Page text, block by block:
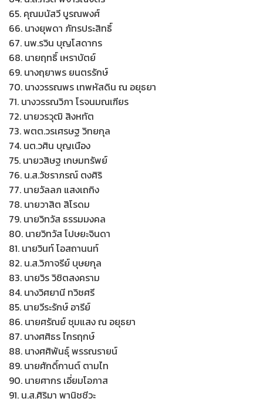
65. คุณมนัสวี บูรณพงศ์
66. นางยุพดา ภัทรประสิทธิ์
67. นพ.รวิน บุญโสดากร
68. นายฤทธิ์ เหราบัตย์
69. นางฤยาพร ยนตรรักษ์
70. นางวรรณพร เทพหัสดิน ณ อยุธยา
71. นางวรรณวิภา โรจนมณเฑียร
72. นายวรวุฒิ สิงหทัต
73. พตต.วรเศรษฐ วิทยกุล
74. นต.วศิน บุญเนือง
75. นายวสิษฐ เกษมทรัพย์
76. น.ส.วัชราภรณ์ ตงศิริ
77. นายวัลลภ แสงเถกิง
78. นายวาสิต สิโรดม
79. นายวิทวัส ธรรมมงคล
80. นายวิทวัส โปษยะจินดา
81. นายวินท์ โอสถานนท์
82. น.ส.วิภาจรีย์ บุษยกุล
83. นายวิร วิชิตสงคราม
84. นางวิศยานี ทวิชศรี
85. นายวีระรักษ์ อารีย์
86. นายศรัณย์ ชุมแสง ณ อยุธยา
87. นางศศิธร ไกรฤกษ์
88. นางศศิพันธุ์ พรรณรายน์
89. นายศักดิ์กานต์ ตามไท
90. นายศากร เอี่ยมโอภาส
91. น.ส.ศิริมา พานิชชีวะ